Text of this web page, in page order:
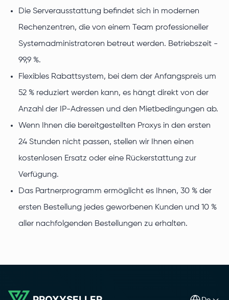
Die Serverausstattung befindet sich in modernen
Rechenzentren, die von einem Team professioneller
Systemadministratoren betreut werden. Betriebszeit -
99,9 %.
Flexibles Rabattsystem, bei dem der Anfangspreis um
52 % reduziert werden kann, es hängt direkt von der
Anzahl der IP-Adressen und den Mietbedingungen ab.
Wenn Ihnen die bereitgestellten Proxys in den ersten
24 Stunden nicht passen, stellen wir Ihnen einen
kostenlosen Ersatz oder eine Rückerstattung zur
Verfügung.
Das Partnerprogramm ermöglicht es Ihnen, 30 % der
ersten Bestellung jedes geworbenen Kunden und 10 %
aller nachfolgenden Bestellungen zu erhalten.